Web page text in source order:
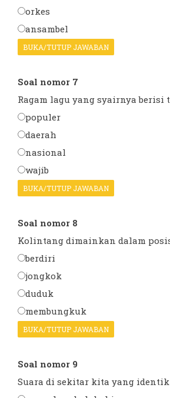
orkes
ansambel
BUKA/TUTUP JAWABAN
Soal nomor 7
Ragam lagu yang syairnya berisi
populer
daerah
nasional
wajib
BUKA/TUTUP JAWABAN
Soal nomor 8
Kolintang dimainkan dalam
berdiri
jongkok
duduk
membungkuk
BUKA/TUTUP JAWABAN
Soal nomor 9
Suara di sekitar kita yang